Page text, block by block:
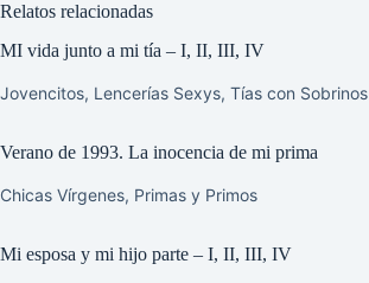
Relatos relacionadas
MI vida junto a mi tía – I, II, III, IV
Jovencitos, Lencerías Sexys, Tías con Sobrinos
Verano de 1993. La inocencia de mi prima
Chicas Vírgenes, Primas y Primos
Mi esposa y mi hijo parte – I, II, III, IV